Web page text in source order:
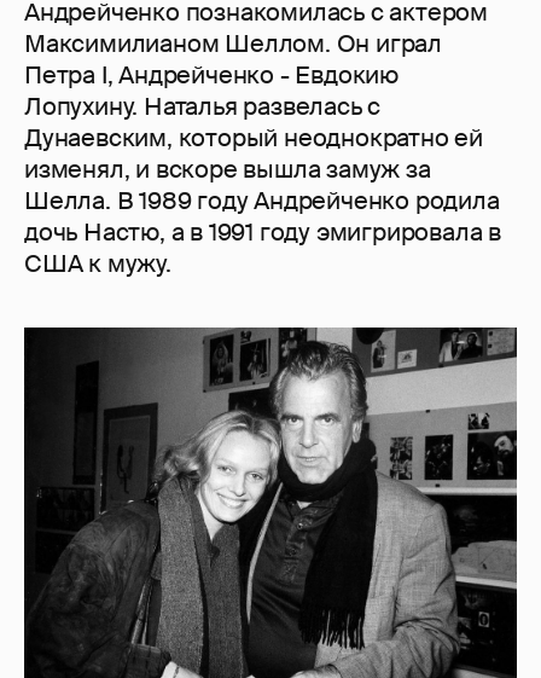
Андрейченко познакомилась с актером
Максимилианом Шеллом. Он играл
Петра I, Андрейченко - Евдокию
Лопухину. Наталья развелась с
Дунаевским, который неоднократно ей
изменял, и вскоре вышла замуж за
Шелла. В 1989 году Андрейченко родила
дочь Настю, а в 1991 году эмигрировала в
США к мужу.